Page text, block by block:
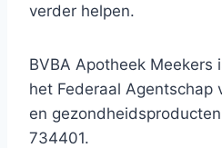
verder helpen.
BVBA Apotheek Meekers
het Federaal Agentschap
en gezondheidsproducten
734401.